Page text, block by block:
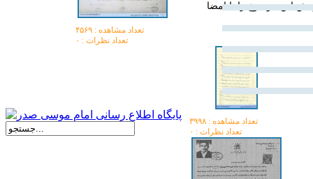
تعداد مشاهده :‌ ۴۵۶۹
تعداد نظرات : ۰
تعداد مشاهده :‌ ۳۹۹۸
تعداد نظرات : ۰